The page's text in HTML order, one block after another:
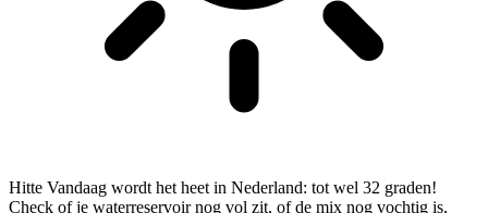
Hitte Vandaag wordt het heet in Nederland: tot wel 32 graden!
Check of je waterreservoir nog vol zit, of de mix nog vochtig is,